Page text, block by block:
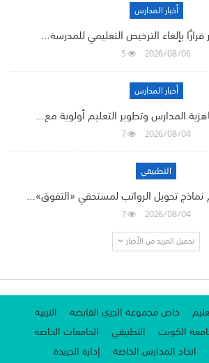
أخبار المدارس
قرارًا بإلغاء الترخيص التعليمي للمدرسة…
2026/08/06
5
أخبار المدارس
المدارس وتطوير التعليم أولوية مع…
2026/08/04
7
التطبيقي
نماذج تحويل الرواتب لمستحقي «التفوق»…
2026/08/04
7
تحميل المزيد من الأخبار
خاص مجموعة الجري القابضة
التربية
الكويت التطبيقي
الجامعات الخاصة
اتحاد المدارس الخاصة إدارة الجريدة